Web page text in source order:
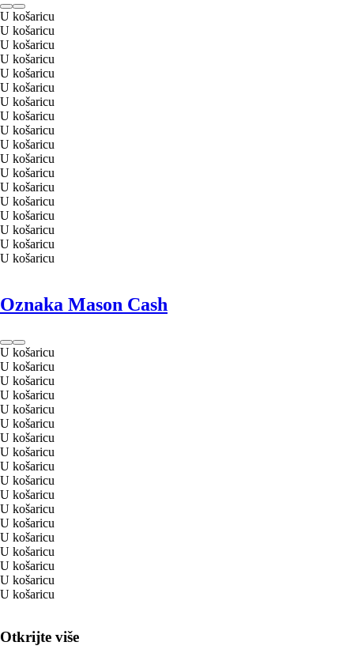
U košaricu
U košaricu
U košaricu
U košaricu
U košaricu
U košaricu
U košaricu
U košaricu
U košaricu
U košaricu
U košaricu
U košaricu
U košaricu
U košaricu
U košaricu
U košaricu
U košaricu
U košaricu
Oznaka Mason Cash
U košaricu
U košaricu
U košaricu
U košaricu
U košaricu
U košaricu
U košaricu
U košaricu
U košaricu
U košaricu
U košaricu
U košaricu
U košaricu
U košaricu
U košaricu
U košaricu
U košaricu
U košaricu
Otkrijte više